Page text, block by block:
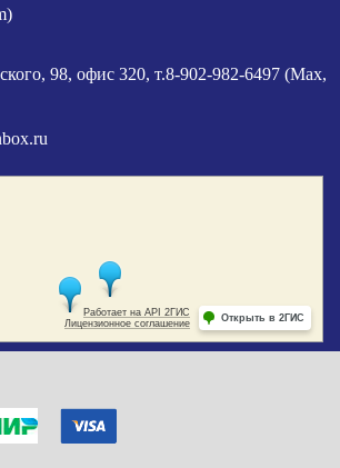
98, офис 320, т.8-902-982-6497 (Max,